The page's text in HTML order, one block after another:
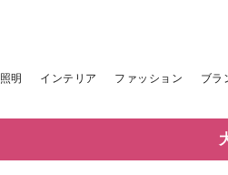
照明 インテリア ファッション ブラ